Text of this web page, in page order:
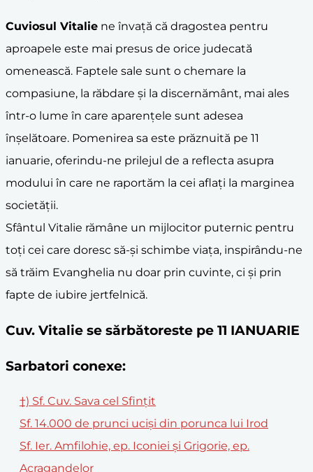
Cuviosul Vitalie ne învață că dragostea pentru
aproapele este mai presus de orice judecată
omenească. Faptele sale sunt o chemare la
compasiune, la răbdare și la discernământ, mai ales
într-o lume în care aparențele sunt adesea
înșelătoare. Pomenirea sa este prăznuită pe 11
ianuarie, oferindu-ne prilejul de a reflecta asupra
modului în care ne raportăm la cei aflați la marginea
societății.
Sfântul Vitalie rămâne un mijlocitor puternic pentru
toți cei care doresc să-și schimbe viața, inspirându-ne
să trăim Evanghelia nu doar prin cuvinte, ci și prin
fapte de iubire jertfelnică.
Cuv. Vitalie se sărbătoreste pe 11 IANUARIE
Sarbatori conexe:
†) Sf. Cuv. Sava cel Sfințit
Sf. 14.000 de prunci ucişi din porunca lui Irod
Sf. Ier. Amfilohie, ep. Iconiei și Grigorie, ep.
Acragandelor